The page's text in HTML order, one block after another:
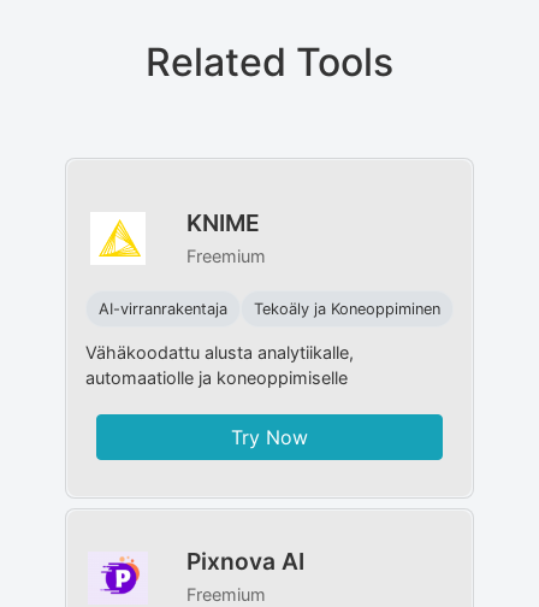
Related Tools
KNIME
Freemium
AI-virranrakentaja Tekoäly ja Koneoppiminen
Vähäkoodattu alusta analytiikalle,
automaatiolle ja koneoppimiselle
Try Now
Pixnova AI
Freemium